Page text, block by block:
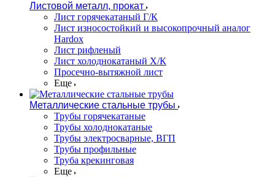
Листовой металл, прокат
Лист горячекатаный Г/К
Лист износостойкий и высокопрочный аналог
Hardox
Лист рифленый
Лист холоднокатаный Х/К
Просечно-вытяжной лист
Еще
Металлические стальные трубы
Трубы горячекатаные
Трубы холоднокатаные
Трубы электросварные, ВГП
Трубы профильные
Труба крекинговая
Еще